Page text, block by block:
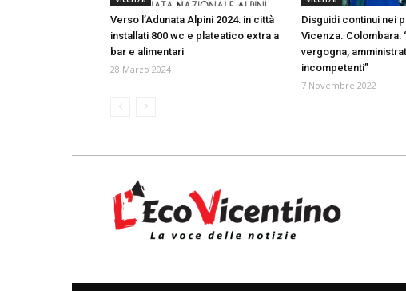
Verso l’Adunata Alpini 2024: in città
installati 800 wc e plateatico extra a
bar e alimentari
28 Marzo 2024
Disguidi continui nei
Vicenza. Colombara:
vergogna,
incompetenti”
7 Novembre 2022